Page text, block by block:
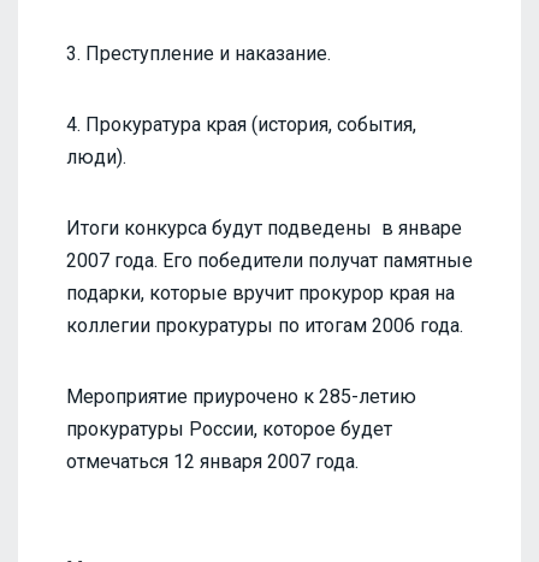
3. Преступление и наказание.
4. Прокуратура края (история, события,
люди).
Итоги конкурса будут подведены в январе
2007 года. Его победители получат памятные
подарки, которые вручит прокурор края на
коллегии прокуратуры по итогам 2006 года.
Мероприятие приурочено к 285-летию
прокуратуры России, которое будет
отмечаться 12 января 2007 года.